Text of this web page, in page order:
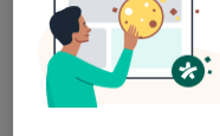
Ceník